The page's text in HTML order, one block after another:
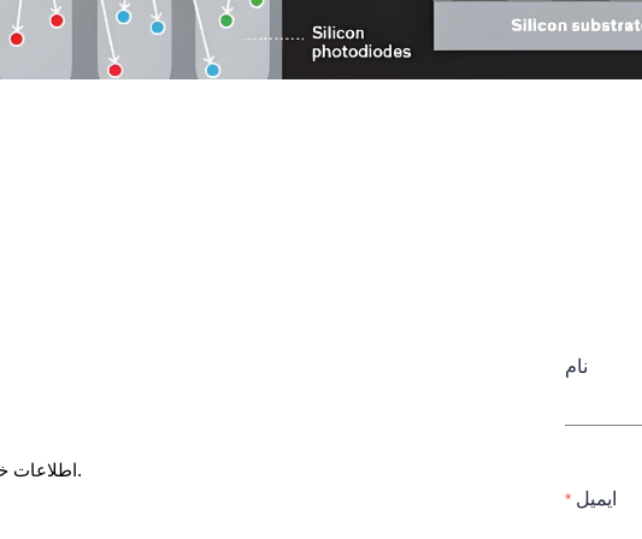
اطلاعات خود را وارد کنید و ما با شما تماس خواهیم گرفت.
نام
ایمیل